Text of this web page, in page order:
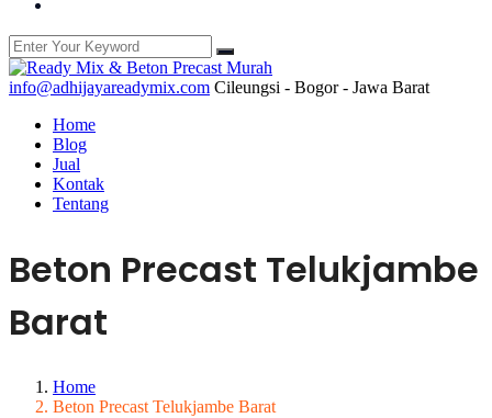
info@adhijayareadymix.com Cileungsi - Bogor - Jawa Barat
Home
Blog
Jual
Kontak
Tentang
Beton Precast Telukjambe
Barat
Home
Beton Precast Telukjambe Barat